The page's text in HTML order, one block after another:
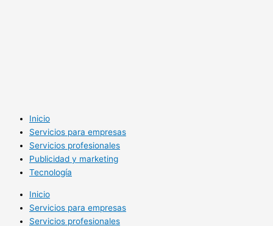
Inicio
Servicios para empresas
Servicios profesionales
Publicidad y marketing
Tecnología
Inicio
Servicios para empresas
Servicios profesionales